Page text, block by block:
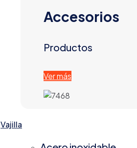
Accesorios
Productos
Ver más
Vajilla